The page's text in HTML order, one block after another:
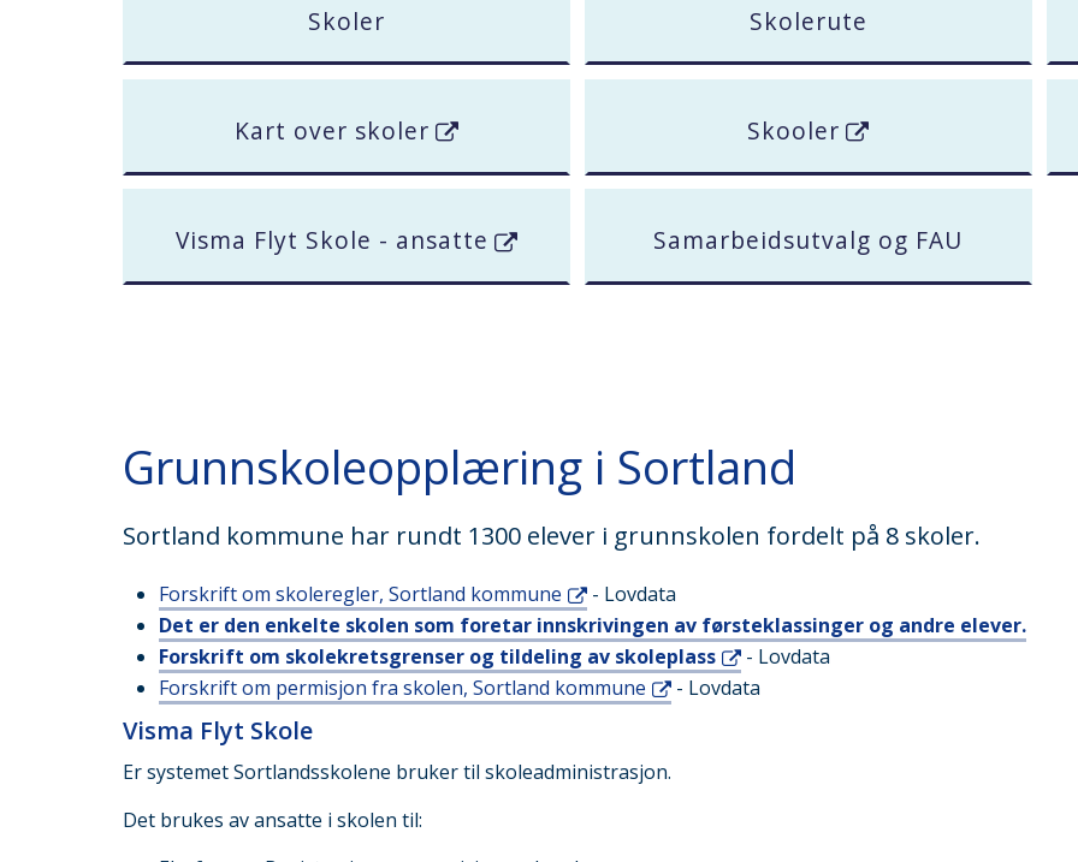
Skoler Skolerute
Kart over skoler Skooler
Visma Flyt Skole - ansatte Samarbeidsutvalg og FAU
Grunnskoleopplæring i Sortland
Sortland kommune har rundt 1300 elever i grunnskolen fordelt på 8 skoler.
Forskrift om skoleregler, Sortland kommune
- Lovdata
Det er den enkelte skolen som foretar innskrivingen av førsteklassinger og andre elever.
Forskrift om skolekretsgrenser og tildeling av skoleplass
- Lovdata
Forskrift om permisjon fra skolen, Sortland kommune
- Lovdata
Visma Flyt Skole
Er systemet Sortlandsskolene bruker til skoleadministrasjon.
Det brukes av ansatte i skolen til: